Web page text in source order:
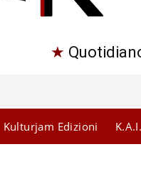
★
Kulturjam Edizioni K.A.I.